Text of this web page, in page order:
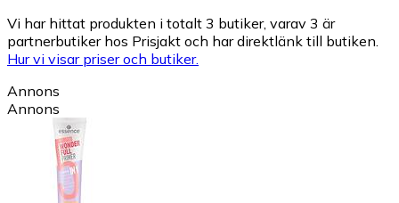
Vi har hittat produkten i totalt 3 butiker, varav 3 är
partnerbutiker hos Prisjakt och har direktlänk till butiken.
Hur vi visar priser och butiker.
Annons
Annons